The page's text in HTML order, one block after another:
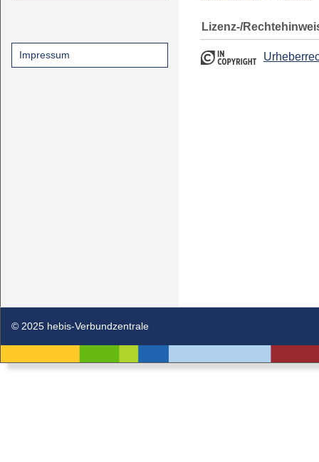
Impressum
Lizenz-/
© 2025 hebis-Verbundzentrale